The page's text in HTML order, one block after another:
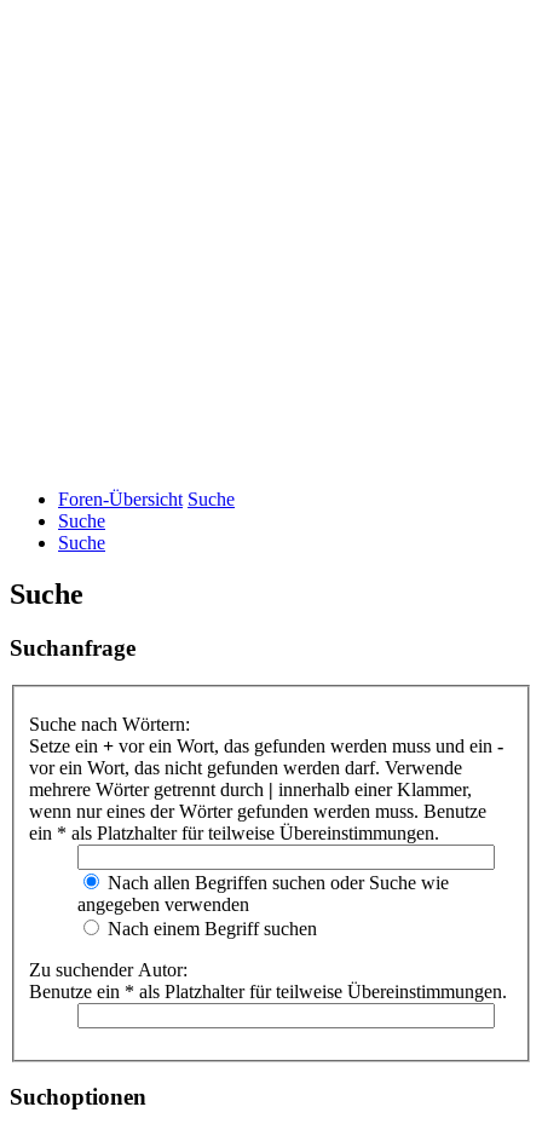
Foren-Übersicht Suche
Suche
Suche
Suche
Suchanfrage
Suche nach Wörtern:
Setze ein + vor ein Wort, das gefunden werden muss und ein -
vor ein Wort, das nicht gefunden werden darf. Verwende
mehrere Wörter getrennt durch | innerhalb einer Klammer,
wenn nur eines der Wörter gefunden werden muss. Benutze
ein * als Platzhalter für teilweise Übereinstimmungen.
Nach allen Begriffen suchen oder Suche wie
angegeben verwenden
Nach einem Begriff suchen
Zu suchender Autor:
Benutze ein * als Platzhalter für teilweise Übereinstimmungen.
Suchoptionen